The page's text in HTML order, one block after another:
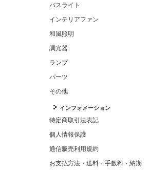
バスライト
インテリアファン
和風照明
調光器
ランプ
パーツ
その他
インフォメーション
特定商取引法表記
個人情報保護
通信販売利用規約
お支払方法・送料・手数料・納期